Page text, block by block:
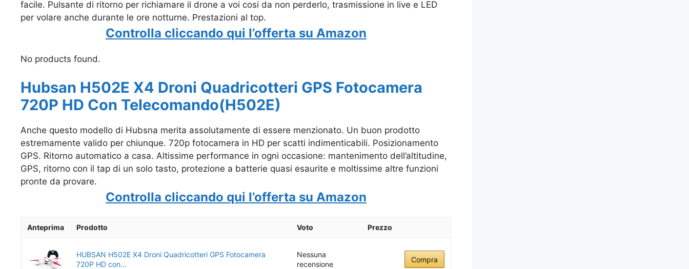
facile. Pulsante di ritorno per richiamare il drone a voi cosi da non perderlo, trasmissione in live e LED
per volare anche durante le ore notturne. Prestazioni al top.
Controlla cliccando qui l’offerta su Amazon
No products found.
Hubsan H502E X4 Droni Quadricotteri GPS Fotocamera
720P HD Con Telecomando(H502E)
Anche questo modello di Hubsna merita assolutamente di essere menzionato. Un buon prodotto
estremamente valido per chiunque. 720p fotocamera in HD per scatti indimenticabili. Posizionamento
GPS. Ritorno automatico a casa. Altissime performance in ogni occasione: mantenimento dell’altitudine,
GPS, ritorno con il tap di un solo tasto, protezione a batterie quasi esaurite e moltissime altre funzioni
pronte da provare.
Controlla cliccando qui l’offerta su Amazon
Anteprima Prodotto Voto Prezzo
HUBSAN H502E X4 Droni Quadricotteri GPS Fotocamera
720P HD con...
Nessuna
recensione
Compra